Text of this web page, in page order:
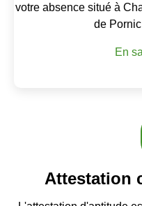
votre absence situé à
de
En
Attestation